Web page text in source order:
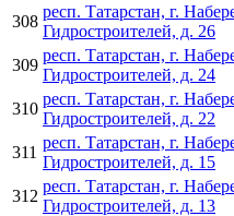
308
респ. Татарстан, г.
Гидростроителей, д. 26
309
респ. Татарстан, г.
Гидростроителей, д. 24
310
респ. Татарстан, г.
Гидростроителей, д. 22
311
респ. Татарстан, г.
Гидростроителей, д. 15
312
респ. Татарстан, г.
Гидростроителей, д. 13